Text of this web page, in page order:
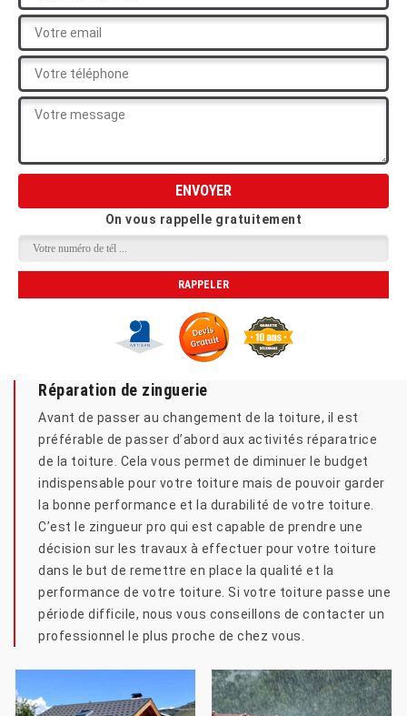
On vous rappelle gratuitement
Réparation de zinguerie
Avant de passer au changement de la toiture, il est
préférable de passer d’abord aux activités réparatrice
de la toiture. Cela vous permet de diminuer le budget
indispensable pour votre toiture mais de pouvoir garder
la bonne performance et la durabilité de votre toiture.
C’est le zingueur pro qui est capable de prendre une
décision sur les travaux à effectuer pour votre toiture
dans le but de remettre en place la qualité et la
performance de votre toiture. Si votre toiture passe une
période difficile, nous vous conseillons de contacter un
professionnel le plus proche de chez vous.